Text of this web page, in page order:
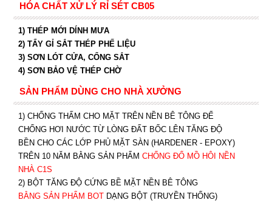
HÓA CHẤT XỬ LÝ RỈ SÉT CB05
1) THÉP MỚI DÍNH MƯA
2) TẨY GỈ SẮT THÉP PHẾ LIỆU
3) SƠN LÓT CỬA, CỔNG SẮT
4) SƠN BẢO VỆ THÉP CHỜ
SẢN PHẨM DÙNG CHO NHÀ XƯỞNG
1) CHỐNG THẤM CHO MẶT TRÊN NỀN BÊ TÔNG ĐỂ
CHỐNG HƠI NƯỚC TỪ LÒNG ĐẤT BỐC LÊN TĂNG ĐỘ
BỀN CHO CÁC LỚP PHỦ MẶT SÀN (HARDENER - EPOXY)
TRÊN 10 NĂM BẰNG SẢN PHẨM CHỐNG ĐỔ MỒ HÔI NỀN
NHÀ C1S
2) BỘT TĂNG ĐỘ CỨNG BỀ MẶT NỀN BÊ TÔNG
BẰNG SẢN PHẨM BOTDẠNG BỘT (TRUYỀN THỐNG)